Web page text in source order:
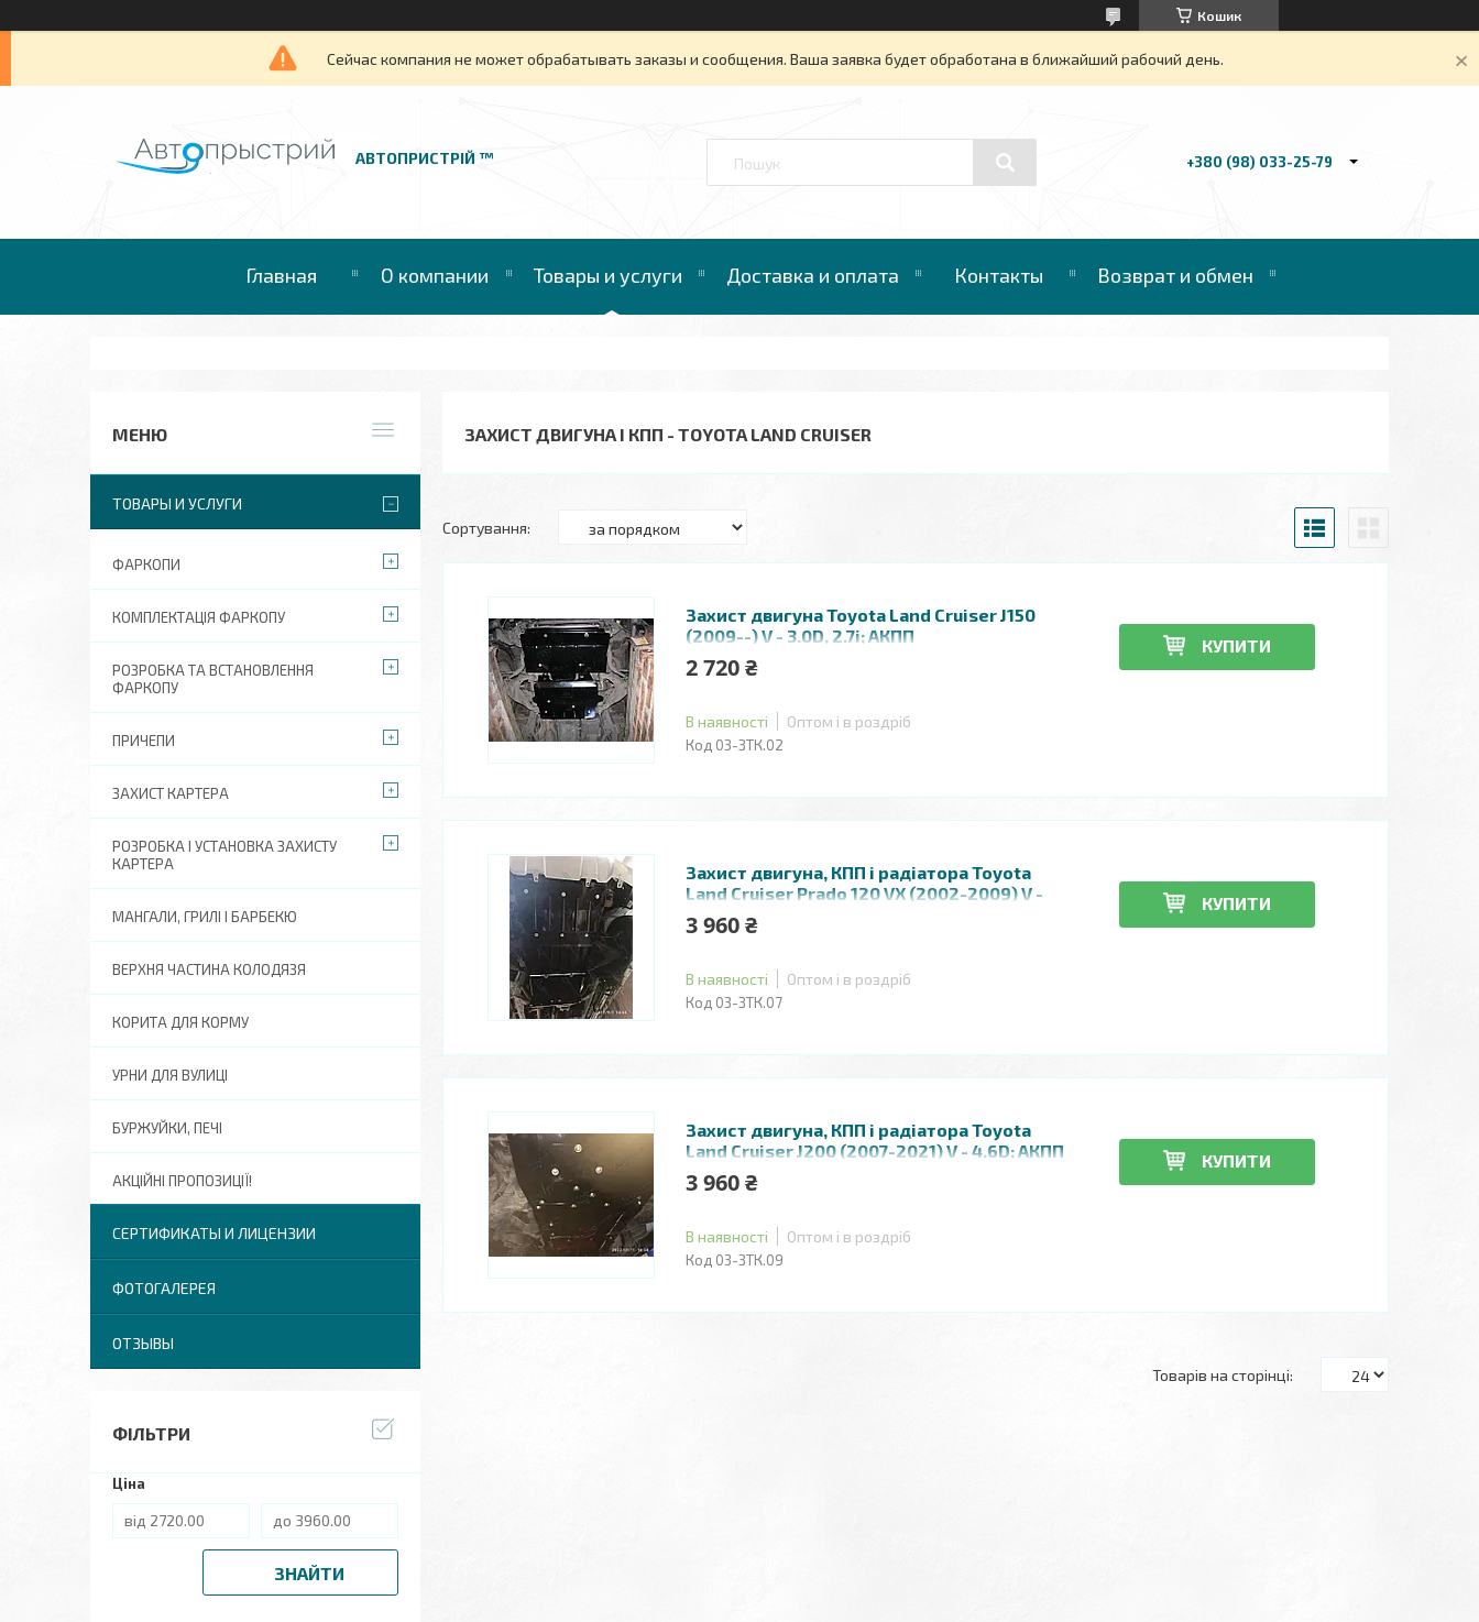
Кошик
Сейчас компания не может обрабатывать заказы и сообщения. Ваша заявка будет обработана в ближайший рабочий день.
АВТОПРИСТРІЙ ™ +380 (98) 033-25-79
Главная О компании Товары и услуги Доставка и оплата Контакты Возврат и обмен
ЗАХИСТ ДВИГУНА І КПП - TOYOTA LAND CRUISER
КУПИТИ
Захист двигуна Toyota Land Cruiser J150
(2009--) V - 3.0D, 2.7i; АКПП
2 720 ₴
В наявності Оптом і в роздріб
03-ЗТК.02
КУПИТИ
Захист двигуна, КПП і радіатора Toyota
Land Cruiser Prado 120 VX (2002-2009) V -
4.0 V6; АКПП
3 960 ₴
В наявності Оптом і в роздріб
03-ЗТК.07
КУПИТИ
Захист двигуна, КПП і радіатора Toyota
Land Cruiser J200 (2007-2021) V - 4.6D; АКПП
3 960 ₴
В наявності Оптом і в роздріб
03-ЗТК.09
ТОВАРЫ И УСЛУГИ
ФАРКОПИ
КОМПЛЕКТАЦІЯ ФАРКОПУ
РОЗРОБКА ТА ВСТАНОВЛЕННЯ
ФАРКОПУ
ПРИЧЕПИ
ЗАХИСТ КАРТЕРА
РОЗРОБКА І УСТАНОВКА ЗАХИСТУ
КАРТЕРА
МАНГАЛИ, ГРИЛІ І БАРБЕКЮ
ВЕРХНЯ ЧАСТИНА КОЛОДЯЗЯ
КОРИТА ДЛЯ КОРМУ
УРНИ ДЛЯ ВУЛИЦІ
БУРЖУЙКИ, ПЕЧІ
АКЦІЙНІ ПРОПОЗИЦІЇ!
СЕРТИФИКАТЫ И ЛИЦЕНЗИИ
ФОТОГАЛЕРЕЯ
ОТЗЫВЫ
ФІЛЬТРИ
Ціна
ЗНАЙТИ